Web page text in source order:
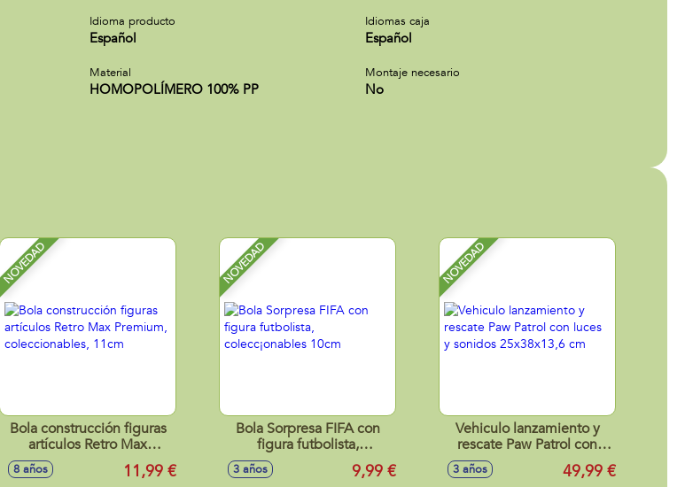
Idioma producto
Español
Idiomas caja
Español
Material
HOMOPOLÍMERO 100% PP
Montaje necesario
No
NOVEDAD
Bola construcción figuras
artículos Retro Max
Premium, coleccionables,
8 años 11,99 €
NOVEDAD
Bola Sorpresa FIFA con
figura futbolista,
colecc¡onables 10cm
3 años 9,99 €
NOVEDAD
Vehiculo lanzamiento y
rescate Paw Patrol con
luces y sonidos
25x38x13,6 cm
3 años 49,99 €